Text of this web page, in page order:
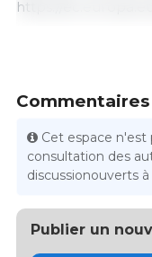
https://
Cet espace n'est
consultation des
discussionouverts
Publier un